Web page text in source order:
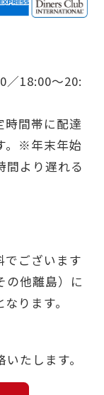
／18:00〜20:
時間帯に配達
。※年末年始
間より遅れる
でございます
の他離島）に
ります。
たします。